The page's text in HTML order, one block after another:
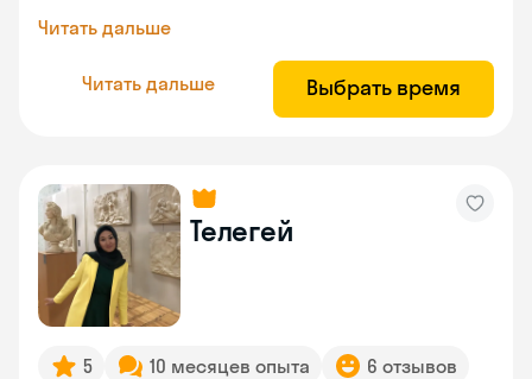
Читать дальше
Читать дальше Выбрать время
Телегей
5 10 месяцев опыта 6 отзывов